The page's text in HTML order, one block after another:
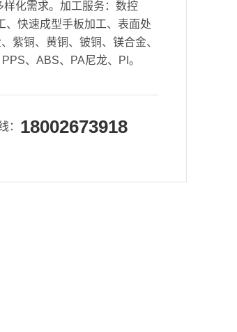
化需求。加工服务：数控
、快速成型手板加工、表面处
紫铜、黄铜、铍铜、镁合金、
、ABS、PA尼龙、PI。
： 18002673918